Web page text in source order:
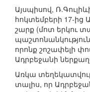
Այսպիսով,
հոկտեմբերի 17-ից
շարք (մոտ երկու
որոնք շոշափելի
Ադրբեջանի
Առկա
տալիս, որ